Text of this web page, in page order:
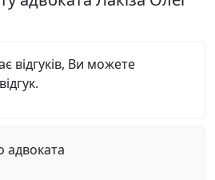
відгуків, Ви можете
адвоката